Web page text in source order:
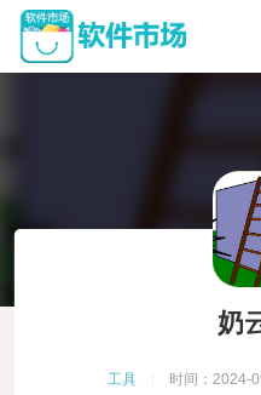
奶
工具 时间：2024-